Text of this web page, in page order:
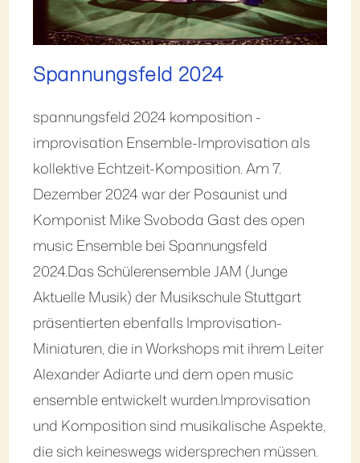
Spannungsfeld 2024
spannungsfeld 2024 komposition -
improvisation Ensemble-Improvisation als
kollektive Echtzeit-Komposition. Am 7.
Dezember 2024 war der Posaunist und
Komponist Mike Svoboda Gast des open
music Ensemble bei Spannungsfeld
2024.Das Schülerensemble JAM (Junge
Aktuelle Musik) der Musikschule Stuttgart
präsentierten ebenfalls Improvisation-
Miniaturen, die in Workshops mit ihrem Leiter
Alexander Adiarte und dem open music
ensemble entwickelt wurden.Improvisation
und Komposition sind musikalische Aspekte,
die sich keineswegs widersprechen müssen.